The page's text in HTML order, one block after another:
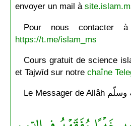
envoyer un mail à
Pour nous contacter à
https://t.me/islam_ms
Cours gratuit de science
et Tajwīd sur notre chaîne